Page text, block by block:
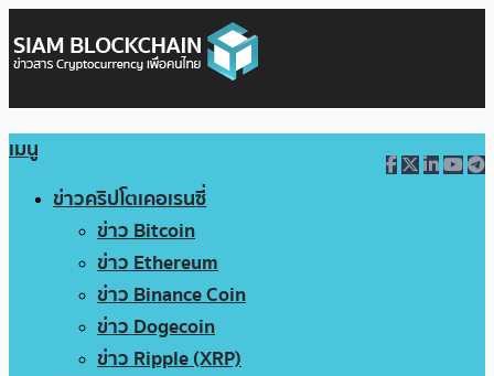
เมนู
ข่าวคริปโตเคอเรนซี่
ข่าว Bitcoin
ข่าว Ethereum
ข่าว Binance Coin
ข่าว Dogecoin
ข่าว Ripple (XRP)